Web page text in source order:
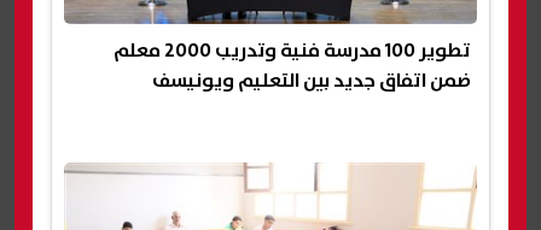
تطوير 100 مدرسة فنية وتدريب 2000 معلم
ضمن اتفاق جديد بين التعليم ويونيسف